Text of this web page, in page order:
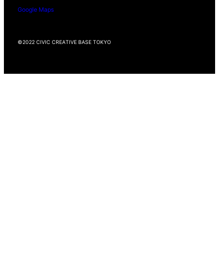
Google Maps
©2022 CIVIC CREATIVE BASE TOKYO